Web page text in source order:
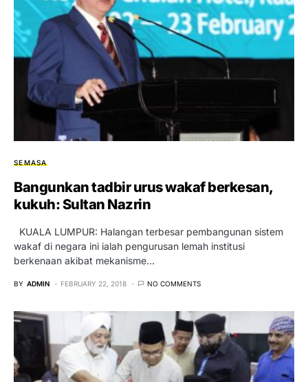
SEMASA
Bangunkan tadbir urus wakaf berkesan,
kukuh: Sultan Nazrin
KUALA LUMPUR: Halangan terbesar pembangunan sistem
wakaf di negara ini ialah pengurusan lemah institusi
berkenaan akibat mekanisme…
BY ADMIN FEBRUARY 22, 2018 NO COMMENTS